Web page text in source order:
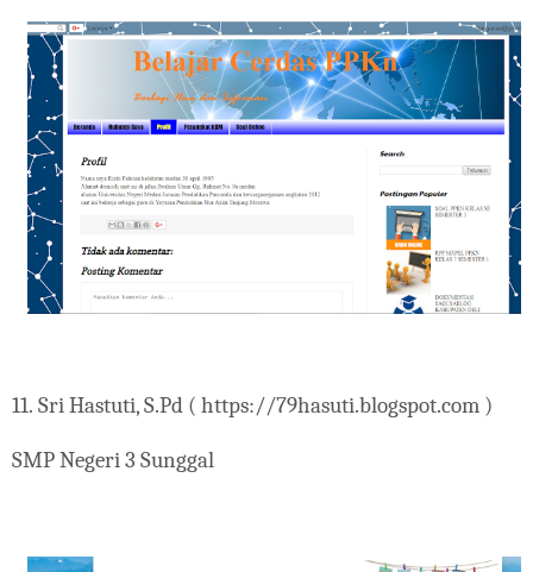
11. Sri Hastuti, S.Pd ( https://79hasuti.blogspot.com )
SMP Negeri 3 Sunggal